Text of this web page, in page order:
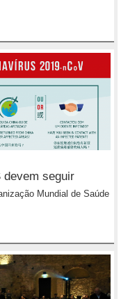
devem seguir
Mundial de Saúde